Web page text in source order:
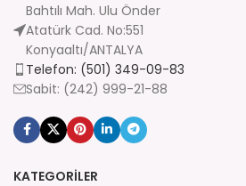
Bahtılı Mah. Ulu Önder
Atatürk Cad. No:551
Konyaaltı/ANTALYA
Telefon: (501) 349-09-83
Sabit: (242) 999-21-88
KATEGORİLER